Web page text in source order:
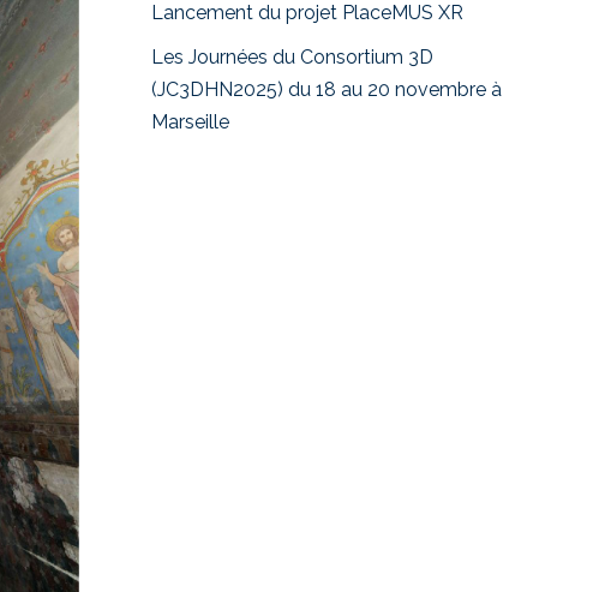
Lancement du projet PlaceMUS XR
Les Journées du Consortium 3D
(JC3DHN2025) du 18 au 20 novembre à
Marseille